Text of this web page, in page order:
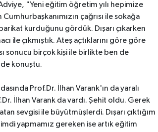
"Yeni eğitim öğretim yılı hepimize
çağrısı ile sokağa
kurduğunu gördük. Dışarı çıkarken
ile çıkmıştık. Ateş açtıklarını göre göre
sonucu birçok kişi ile birlikte ben de
konuştu.
Prof.Dr. İlhan Varank'ın da yaralı
İlhan Varank da vardı. Şehit oldu. Gerek
sevgisi ile büyütmüşlerdi. Dışarı çıktığım
yapmamız gereken ise artık eğitim